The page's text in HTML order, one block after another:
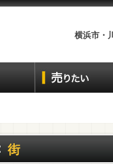
横浜市・
街